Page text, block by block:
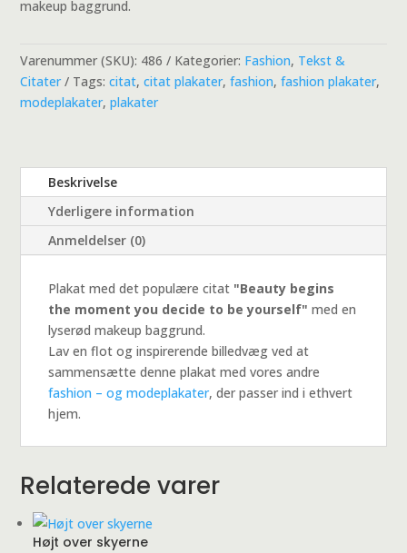
makeup baggrund.
Varenummer (SKU): 486 Kategorier: Fashion, Tekst &
Citater
Tags:citat,citat plakater,fashion,fashion plakater,
modeplakater,plakater
Beskrivelse
Yderligere information
Anmeldelser (0)
Plakat med det populære citat "Beauty begins
the moment you decide to be yourself" med en
lyserød makeup baggrund.
Lav en flot og inspirerende billedvæg ved at
sammensætte denne plakat med vores andre
fashion – og modeplakater, der passer ind i ethvert
hjem.
Relaterede varer
Højt over skyerne